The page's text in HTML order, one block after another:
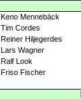
Keno Mennebäck
Tim Cordes
Reiner Hiljegerdes
Lars Wagner
Ralf Look
Friso Fischer